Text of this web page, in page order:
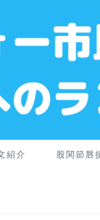
紹介 股関節唇